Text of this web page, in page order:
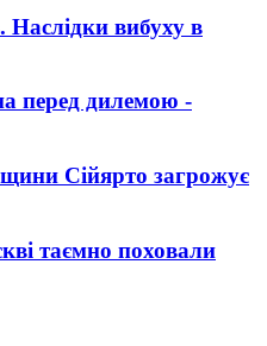
Наслідки вибуху в
перед дилемою -
Сійярто загрожує
таємно поховали